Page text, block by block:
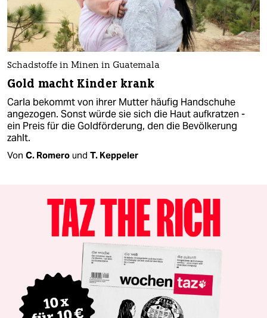
Schadstoffe in Minen in Guatemala
Gold macht Kinder krank
Carla bekommt von ihrer Mutter häufig Handschuhe
angezogen. Sonst würde sie sich die Haut aufkratzen -
ein Preis für die Goldförderung, den die Bevölkerung
zahlt.
Von C. Romero und T. Keppeler